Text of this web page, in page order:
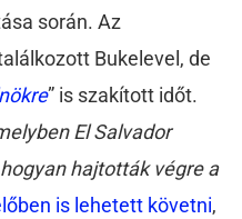
során. Az
Bukelevel, de
” is szakított időt.
El Salvador
hajtották végre a
is lehetett követni,